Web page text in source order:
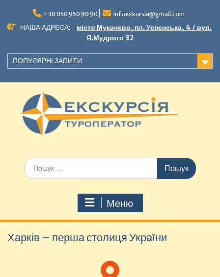
+38 050 950 90 90 infoexkursia@gmail.com
НАША АДРЕСА:
місто Мукачево, пл. Успенська, 4 / вул.
Я.Мудрого 32
ПОПУЛЯРНІ ЗАПИТИ
Меню
Харків – перша столиця України